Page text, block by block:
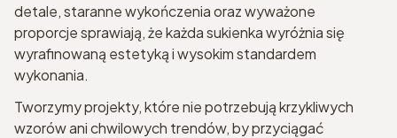
detale, staranne wykończenia oraz wyważone
proporcje sprawiają, że każda sukienka wyróżnia się
wyrafinowaną estetyką i wysokim standardem
wykonania.
Tworzymy projekty, które nie potrzebują krzykliwych
wzorów ani chwilowych trendów, by przyciągać